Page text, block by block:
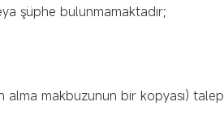
şüphe bulunmamaktadır;
alma makbuzunun bir kopyası) talep